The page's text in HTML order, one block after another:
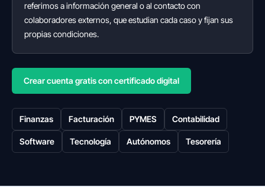
referimos a información general o al contacto con
colaboradores externos, que estudian cada caso y fijan sus
propias condiciones.
Crear cuenta gratis con certificado digital
Finanzas Facturación PYMES Contabilidad
Software Tecnología Autónomos Tesorería